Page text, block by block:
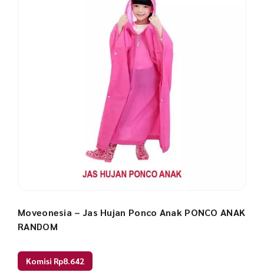
Moveonesia – Jas Hujan Ponco Anak PONCO ANAK
RANDOM
Komisi Rp8.642